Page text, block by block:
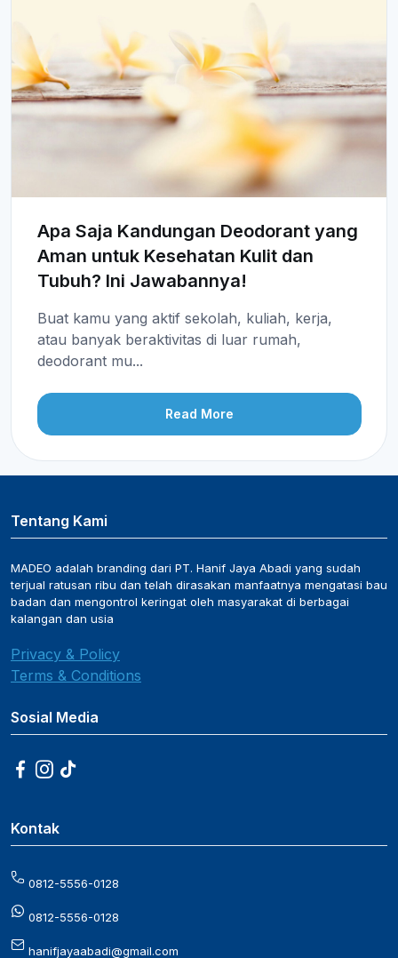
Apa Saja Kandungan Deodorant yang
Aman untuk Kesehatan Kulit dan
Tubuh? Ini Jawabannya!
Buat kamu yang aktif sekolah, kuliah, kerja,
atau banyak beraktivitas di luar rumah,
deodorant mu...
Read More
Tentang Kami
MADEO adalah branding dari PT. Hanif Jaya Abadi yang sudah
terjual ratusan ribu dan telah dirasakan manfaatnya mengatasi bau
badan dan mengontrol keringat oleh masyarakat di berbagai
kalangan dan usia
Privacy & Policy
Terms & Conditions
Sosial Media
Kontak
0812-5556-0128
0812-5556-0128
hanifjayaabadi@gmail.com